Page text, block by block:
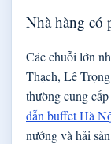
Nhà hàng có
Các chuỗi lớn
Thạch, Lê
thường cung
dẫn buffet Hà
nướng và hải